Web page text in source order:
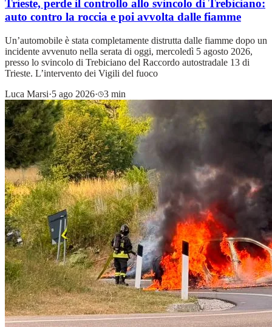
Trieste, perde il controllo allo svincolo di Trebiciano:
auto contro la roccia e poi avvolta dalle fiamme
Un’automobile è stata completamente distrutta dalle fiamme dopo un
incidente avvenuto nella serata di oggi, mercoledì 5 agosto 2026,
presso lo svincolo di Trebiciano del Raccordo autostradale 13 di
Trieste. L’intervento dei Vigili del fuoco
Luca Marsi·5 ago 2026· 3 min